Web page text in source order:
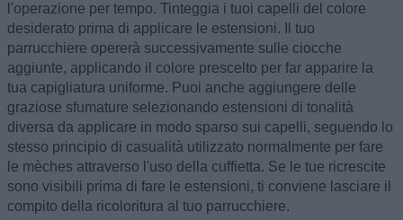
l'operazione per tempo. Tinteggia i tuoi capelli del colore
desiderato prima di applicare le estensioni. Il tuo
parrucchiere opererà successivamente sulle ciocche
aggiunte, applicando il colore prescelto per far apparire la
tua capigliatura uniforme. Puoi anche aggiungere delle
graziose sfumature selezionando estensioni di tonalità
diversa da applicare in modo sparso sui capelli, seguendo lo
stesso principio di casualità utilizzato normalmente per fare
le mèches attraverso l'uso della cuffietta. Se le tue ricrescite
sono visibili prima di fare le estensioni, ti conviene lasciare il
compito della ricoloritura al tuo parrucchiere.